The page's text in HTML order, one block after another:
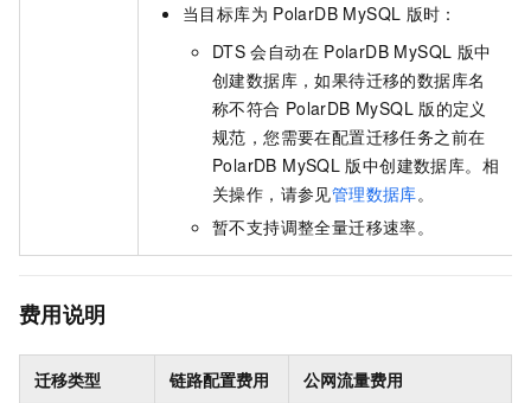
当目标库为 PolarDB MySQL 版时：
DTS 会自动在 PolarDB MySQL 版中
创建数据库，如果待迁移的数据库名
称不符合 PolarDB MySQL 版的定义
规范，您需要在配置迁移任务之前在
PolarDB MySQL 版中创建数据库。相
关操作，请参见管理数据库。
暂不支持调整全量迁移速率。
费用说明
迁移类型 链路配置费用 公网流量费用